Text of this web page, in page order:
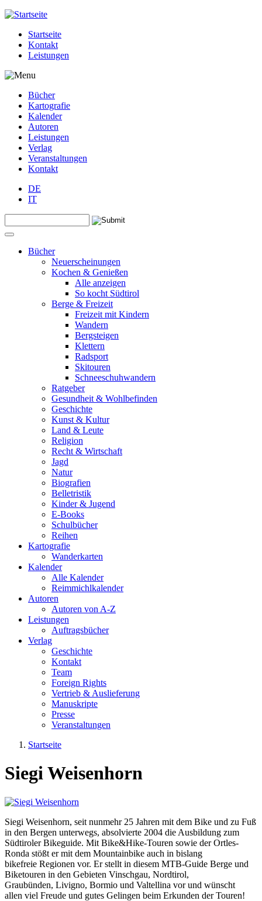
Jump to navigation
Startseite
Kontakt
Leistungen
Bücher
Kartografie
Kalender
Autoren
Leistungen
Verlag
Veranstaltungen
Kontakt
DE
IT
Suchformular
Bücher
Neuerscheinungen
Kochen & Genießen
Alle anzeigen
So kocht Südtirol
Berge & Freizeit
Freizeit mit Kindern
Wandern
Bergsteigen
Klettern
Radsport
Skitouren
Schneeschuhwandern
Ratgeber
Gesundheit & Wohlbefinden
Geschichte
Kunst & Kultur
Land & Leute
Religion
Recht & Wirtschaft
Jagd
Natur
Biografien
Belletristik
Kinder & Jugend
E-Books
Schulbücher
Reihen
Kartografie
Wanderkarten
Kalender
Alle Kalender
Reimmichlkalender
Autoren
Autoren von A-Z
Leistungen
Auftragsbücher
Verlag
Geschichte
Kontakt
Team
Foreign Rights
Vertrieb & Auslieferung
Manuskripte
Presse
Veranstaltungen
Startseite
Siegi Weisenhorn
Siegi Weisenhorn, seit nunmehr 25 Jahren mit dem Bike und zu Fuß
in den Bergen unterwegs, absolvierte 2004 die Ausbildung zum
Südtiroler Bikeguide. Mit Bike&Hike-Touren sowie der Ortles-
Ronda stößt er mit dem Mountainbike auch in bislang
bikefreie Regionen vor. Er stellt in diesem MTB-Guide Berge und
Biketouren in den Gebieten Vinschgau, Nordtirol,
Graubünden, Livigno, Bormio und Valtellina vor und wünscht
allen viel Freude und gutes Gelingen beim Erkunden der Touren!